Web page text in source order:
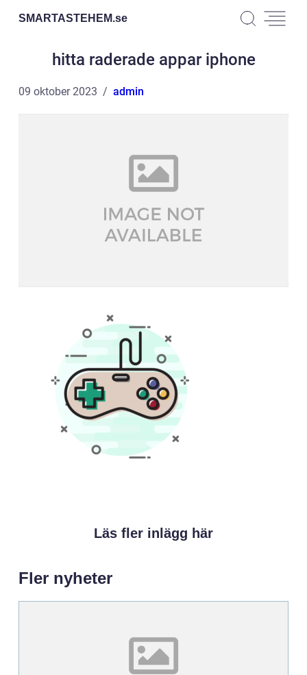
SMARTASTEHEM.se
hitta raderade appar iphone
09 oktober 2023 admin
Läs fler inlägg här
Fler nyheter